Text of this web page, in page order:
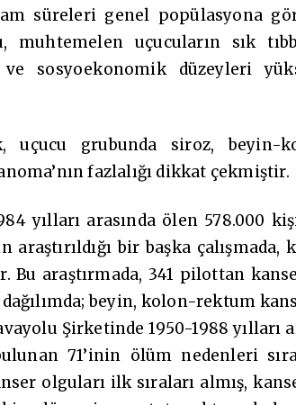
süreleri genel popülasyona
muhtemelen uçucuların sık
ve sosyoekonomik düzeyleri
uçucu grubunda siroz, beyin-
fazlalığı dikkat çekmiştir.
yılları arasında ölen 578.000
bir başka çalışmada,
Bu araştırmada, 341 pilottan
beyin, kolon-rektum
Şirketinde 1950-1988 yılları
71’inin ölüm nedenleri
olguları ilk sıraları almış,